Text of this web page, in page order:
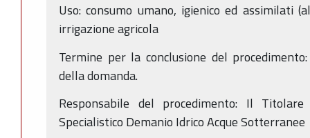
Uso: consumo umano, igienico ed assimilati
irrigazione agricola
Termine per la conclusione del
della domanda.
Responsabile del procedimento: Il
Specialistico Demanio Idrico Acque Sotterranee